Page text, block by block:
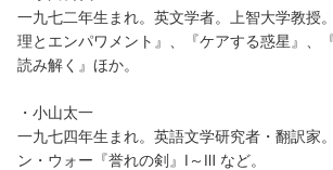
一九七二年生まれ。英文学者。上智大学教授
理とエンパワメント』、『ケアする惑星』、
読み解く』ほか。
・小山太一
一九七四年生まれ。英語文学研究者・翻訳家
ン・ウォー『誉れの剣』Ⅰ～Ⅲ など。